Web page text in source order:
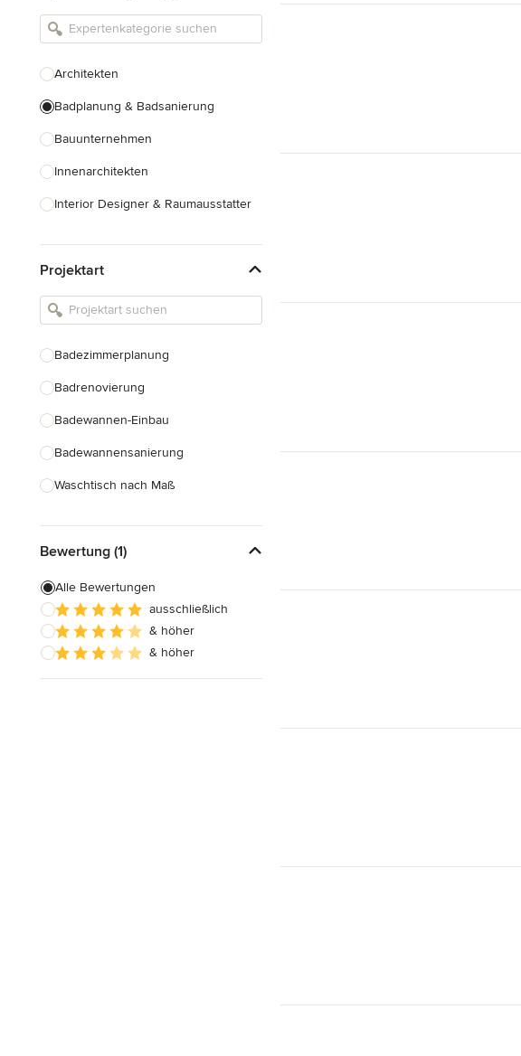
Architekten
Badplanung & Badsanierung
Bauunternehmen
Innenarchitekten
Interior Designer & Raumausstatter
Landschaftsarchitekten
Armaturen & Sanitärbedarf
Einbauschränke
Projektart
Badezimmerplanung
Badrenovierung
Badewannen-Einbau
Badewannensanierung
Waschtisch nach Maß
Gäste-WC Renovierung
Fugenlose Badezimmer
Badezimmereinbau
Alle anzeigen
Bewertung (1)
Alle Bewertungen
ausschließlich
& höher
& höher